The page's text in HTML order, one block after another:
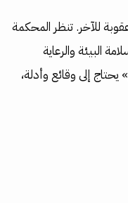
للآخر. تنظر المحكمة
البيئة والرعاية
يحتاج إلى وقائع وأدلة،